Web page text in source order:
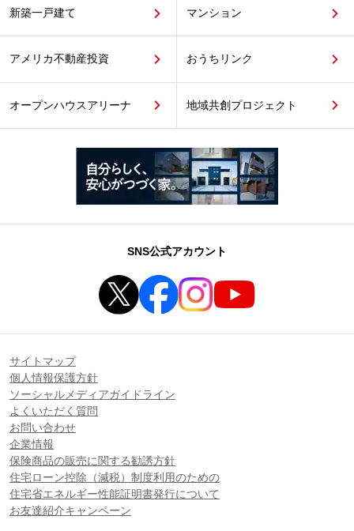
新築一戸建て マンション
アメリカ不動産投資 おうちリンク
オープンハウスアリーナ 地域共創プロジェクト
SNS公式アカウント
サイトマップ
個人情報保護方針
ソーシャルメディアガイドライン
よくいただく質問
お問い合わせ
企業情報
保険商品の販売に関する勧誘方針
住宅ローン控除（減税）制度利用のための
住宅省エネルギー性能証明書発行について
お友達紹介キャンペーン